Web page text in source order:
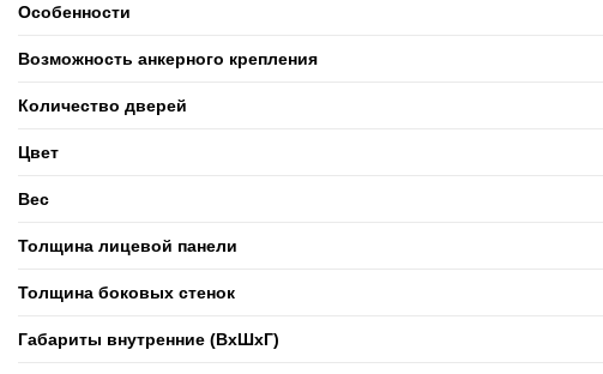
Особенности
Возможность анкерного крепления
Количество дверей
Цвет
Вес
Толщина лицевой панели
Толщина боковых стенок
Габариты внутренние (ВxШxГ)